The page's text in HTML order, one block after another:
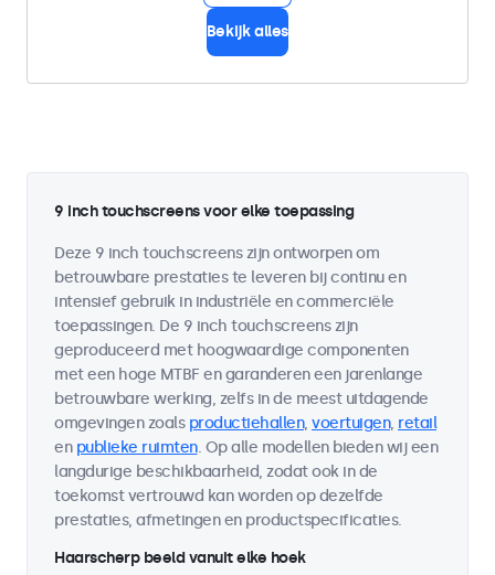
Bekijk alles
9 inch touchscreens voor elke toepassing
Deze 9 inch touchscreens zijn ontworpen om
betrouwbare prestaties te leveren bij continu en
intensief gebruik in industriële en commerciële
toepassingen. De 9 inch touchscreens zijn
geproduceerd met hoogwaardige componenten
met een hoge MTBF en garanderen een jarenlange
betrouwbare werking, zelfs in de meest uitdagende
omgevingen zoals productiehallen, voertuigen, retail
en publieke ruimten. Op alle modellen bieden wij een
langdurige beschikbaarheid, zodat ook in de
toekomst vertrouwd kan worden op dezelfde
prestaties, afmetingen en productspecificaties.
Haarscherp beeld vanuit elke hoek